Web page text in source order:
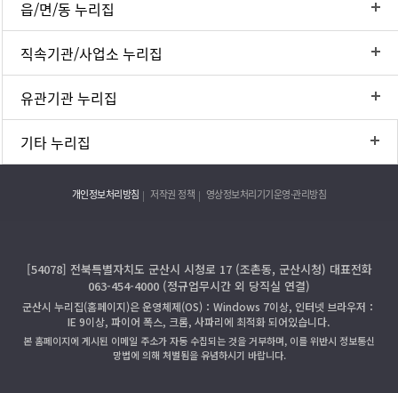
읍/면/동 누리집
직속기관/사업소 누리집
유관기관 누리집
기타 누리집
개인정보처리방침 저작권 정책 영상정보처리기기운영·관리방침
[54078] 전북특별자치도 군산시 시청로 17 (조촌동, 군산시청) 대표전화
063-454-4000 (정규업무시간 외 당직실 연결)
군산시 누리집(홈페이지)은 운영체제(OS)：Windows 7이상, 인터넷 브라우저：
IE 9이상, 파이어 폭스, 크롬, 사파리에 최적화 되어있습니다.
본 홈페이지에 게시된 이메일 주소가 자동 수집되는 것을 거부하며, 이를 위반시 정보통신
망법에 의해 처벌됨을 유념하시기 바랍니다.